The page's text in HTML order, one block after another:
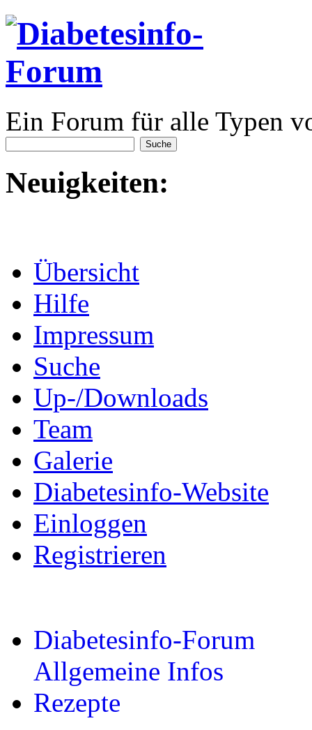
Ein Forum für alle Typen
Neuigkeiten:
Übersicht
Hilfe
Impressum
Suche
Up-/Downloads
Team
Galerie
Diabetesinfo-Website
Einloggen
Registrieren
Diabetesinfo-Forum
Allgemeine Infos
Rezepte